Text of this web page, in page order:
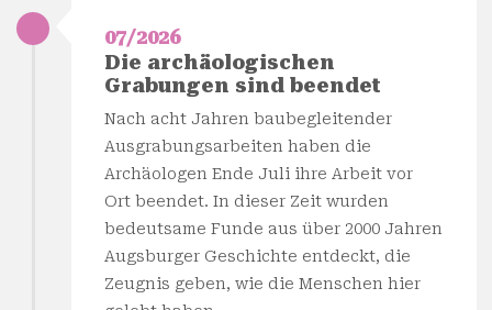
07/2026
Die archäologischen
Grabungen sind beendet
Nach acht Jahren baubegleitender
Ausgrabungsarbeiten haben die
Archäologen Ende Juli ihre Arbeit vor
Ort beendet. In dieser Zeit wurden
bedeutsame Funde aus über 2000 Jahren
Augsburger Geschichte entdeckt, die
Zeugnis geben, wie die Menschen hier